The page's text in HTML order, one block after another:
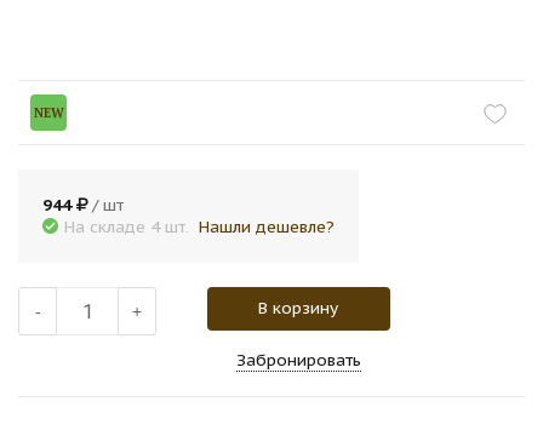
NEW
944
/ шт
На складе 4 шт. Нашли дешевле?
- + В корзину
Забронировать